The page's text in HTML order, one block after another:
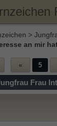
>
an mir
« 5
Frau